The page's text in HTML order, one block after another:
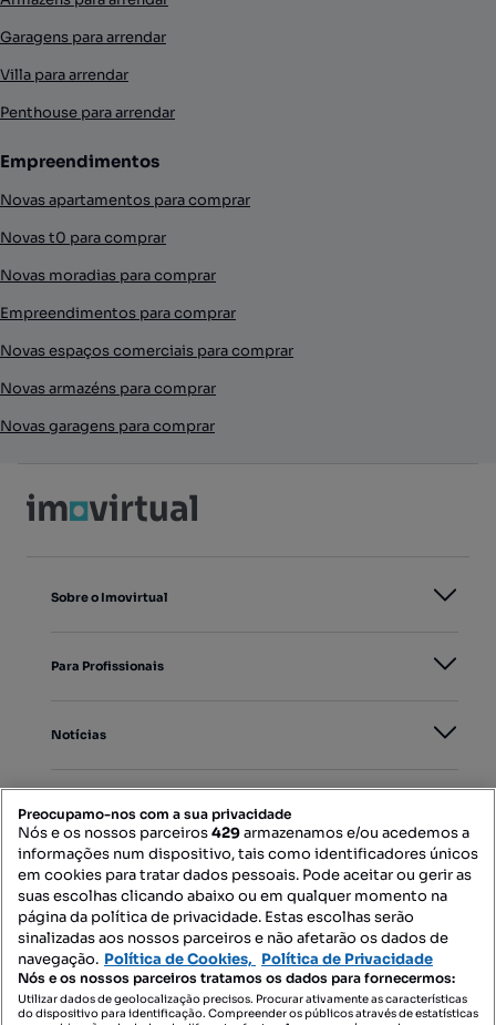
Garagens para arrendar
Villa para arrendar
Penthouse para arrendar
Empreendimentos
Novas apartamentos para comprar
Novas t0 para comprar
Novas moradias para comprar
Empreendimentos para comprar
Novas espaços comerciais para comprar
Novas armazéns para comprar
Novas garagens para comprar
Sobre o Imovirtual
Para Profissionais
Notícias
Mapa do Site
Contacte-nos
SIGA-NOS:
Preocupamo-nos com a sua privacidade
Nós e os nossos parceiros429armazenamos e/ou acedemos a
informações num dispositivo, tais como identificadores únicos
em cookies para tratar dados pessoais. Pode aceitar ou gerir as
suas escolhas clicando abaixo ou em qualquer momento na
página da política de privacidade. Estas escolhas serão
sinalizadas aos nossos parceiros e não afetarão os dados de
navegação. Política de Cookies, Política de Privacidade
Nós e os nossos parceiros tratamos os dados para fornecermos:
Utilizar dados de geolocalização precisos. Procurar ativamente as características
do dispositivo para identificação. Compreender os públicos através de estatísticas